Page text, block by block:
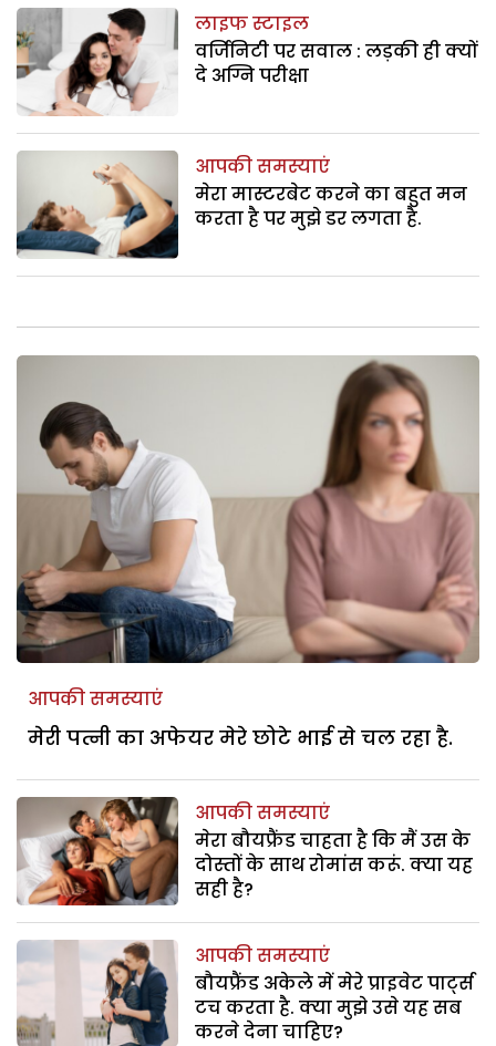
लाइफ स्टाइल
वर्जिनिटी पर सवाल : लड़की ही क्यों
दे अग्नि परीक्षा
आपकी समस्याएं
मेरा मास्टरबेट करने का बहुत मन
करता है पर मुझे डर लगता है.
आपकी समस्याएं
मेरी पत्नी का अफेयर मेरे छोटे भाई से चल रहा है.
आपकी समस्याएं
मेरा बौयफ्रैंड चाहता है कि मैं उस के
दोस्तों के साथ रोमांस करूं. क्या यह
सही है?
आपकी समस्याएं
बौयफ्रैंड अकेले में मेरे प्राइवेट पार्ट्स
टच करता है. क्या मुझे उसे यह सब
करने देना चाहिए?